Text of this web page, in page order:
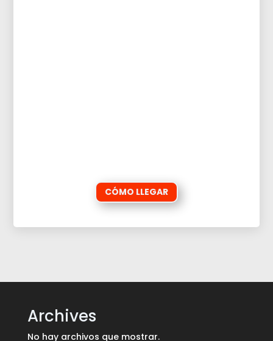
CÓMO LLEGAR
Archives
No hay archivos que mostrar.